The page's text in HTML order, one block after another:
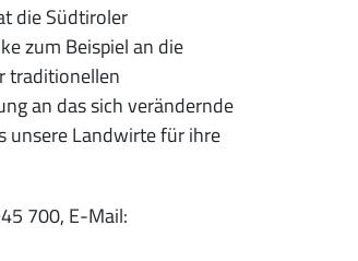
die Südtiroler
zum Beispiel an die
traditionellen
an das sich verändernde
unsere Landwirte für ihre
700, E-Mail: